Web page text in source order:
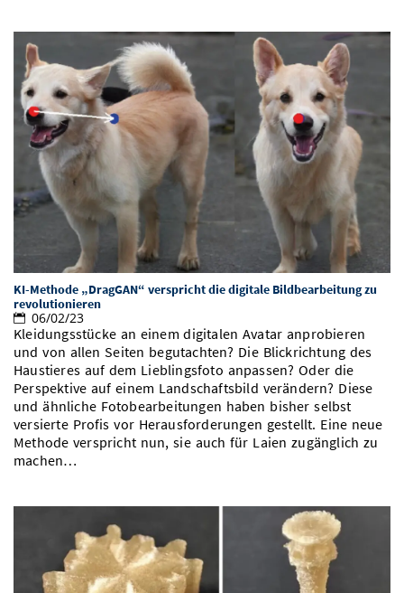
KI-Methode „DragGAN“ verspricht die digitale Bildbearbeitung zu
revolutionieren
06/02/23
Kleidungsstücke an einem digitalen Avatar anprobieren
und von allen Seiten begutachten? Die Blickrichtung des
Haustieres auf dem Lieblingsfoto anpassen? Oder die
Perspektive auf einem Landschaftsbild verändern? Diese
und ähnliche Fotobearbeitungen haben bisher selbst
versierte Profis vor Herausforderungen gestellt. Eine neue
Methode verspricht nun, sie auch für Laien zugänglich zu
machen…